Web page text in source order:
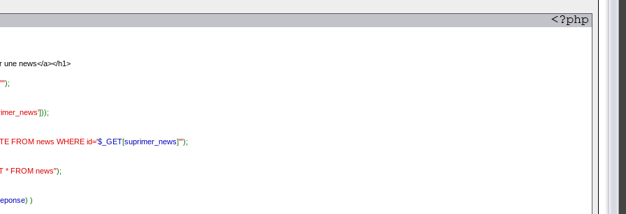
une news</a></h1>
"");
]));
FROM news WHERE id='$_GET[suprimer_news]'");
* FROM news");
) )